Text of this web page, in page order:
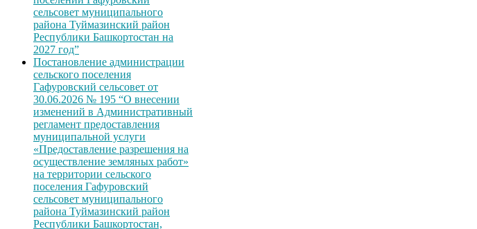
сельсовет муниципального
района Туймазинский район
Республики Башкортостан на
2027 год”
Постановление администрации
сельского поселения
Гафуровский сельсовет от
30.06.2026 № 195 “О внесении
изменений в Административный
регламент предоставления
муниципальной услуги
«Предоставление разрешения на
осуществление земляных работ»
на территории сельского
поселения Гафуровский
сельсовет муниципального
района Туймазинский район
Республики Башкортостан,